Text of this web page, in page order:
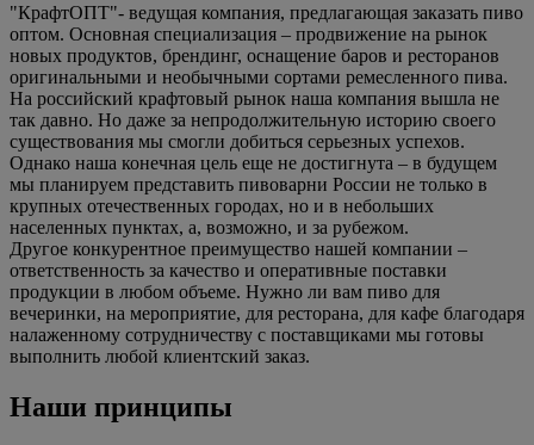
"КрафтОПТ"- ведущая компания, предлагающая заказать пиво
оптом. Основная специализация – продвижение на рынок
новых продуктов, брендинг, оснащение баров и ресторанов
оригинальными и необычными сортами ремесленного пива.
На российский крафтовый рынок наша компания вышла не
так давно. Но даже за непродолжительную историю своего
существования мы смогли добиться серьезных успехов.
Однако наша конечная цель еще не достигнута – в будущем
мы планируем представить пивоварни России не только в
крупных отечественных городах, но и в небольших
населенных пунктах, а, возможно, и за рубежом.
Другое конкурентное преимущество нашей компании –
ответственность за качество и оперативные поставки
продукции в любом объеме. Нужно ли вам пиво для
вечеринки, на мероприятие, для ресторана, для кафе благодаря
налаженному сотрудничеству с поставщиками мы готовы
выполнить любой клиентский заказ.
Наши принципы